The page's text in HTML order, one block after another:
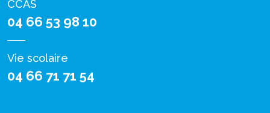
CCAS
04 66 53 98 10
Vie scolaire
04 66 71 71 54